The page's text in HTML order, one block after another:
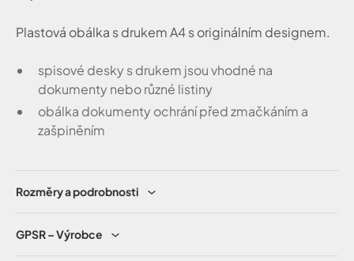
Plastová obálka s drukem A4 s originálním designem.
spisové desky s drukem jsou vhodné na
dokumenty nebo různé listiny
obálka dokumenty ochrání před zmačkáním a
zašpiněním
Rozměry a podrobnosti
GPSR – Výrobce